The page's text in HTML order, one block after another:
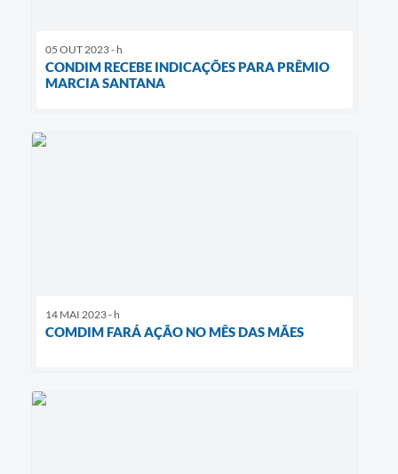
05 OUT 2023 - h
CONDIM RECEBE INDICAÇÕES PARA PRÊMIO
MARCIA SANTANA
14 MAI 2023 - h
COMDIM FARÁ AÇÃO NO MÊS DAS MÃES